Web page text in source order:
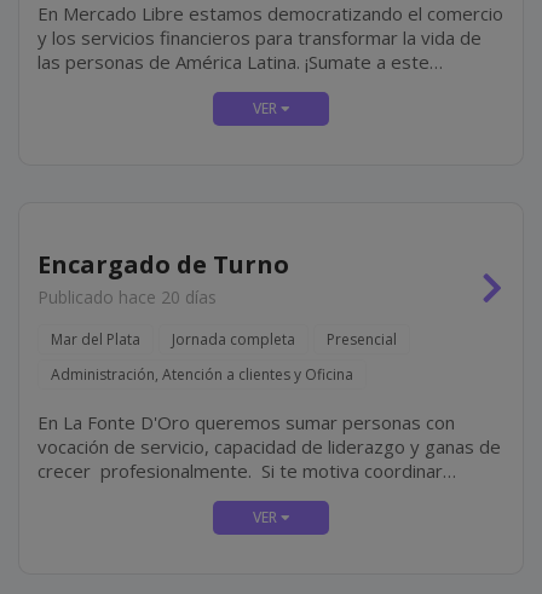
En Mercado Libre estamos democratizando el comercio
y los servicios financieros para transformar la vida de
las personas de América Latina. ¡Sumate a este
inventario de quienes venden en nuestra...
Encargado de Turno
Publicado hace 20 días
Mar del Plata Jornada completa
Presencial
Administración, Atención a clientes y Oficina
En La Fonte D'Oro queremos sumar personas con
vocación de servicio, capacidad de liderazgo y ganas de
crecer profesionalmente. Si te motiva coordinar
equipos, asegurar una excelente experiencia para
nuestros clientes y liderar la operación diaria de una